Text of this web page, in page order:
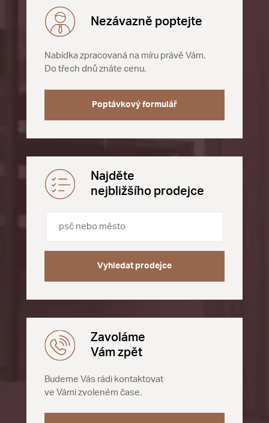
Nezávazně poptejte
Nabídka zpracovaná na míru právě Vám.
Do třech dnů znáte cenu.
Poptávkový formulář
Najděte
nejbližšího prodejce
Vyhledat prodejce
Zavoláme
Vám zpět
Budeme Vás rádi kontaktovat
ve Vámi zvoleném čase.